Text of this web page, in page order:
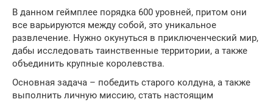
В данном геймплее порядка 600 уровней, притом они
все варьируются между собой, это уникальное
развлечение. Нужно окунуться в приключенческий мир,
дабы исследовать таинственные территории, а также
объединить крупные королевства.
Основная задача – победить старого колдуна, а также
выполнить личную миссию, стать настоящим